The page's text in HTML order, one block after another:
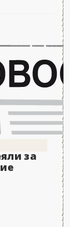
за